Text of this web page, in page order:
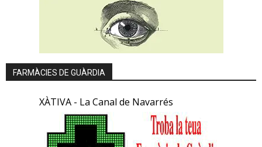
FARMÀCIES DE GUÀRDIA
XÀTIVA - La Canal de Navarrés